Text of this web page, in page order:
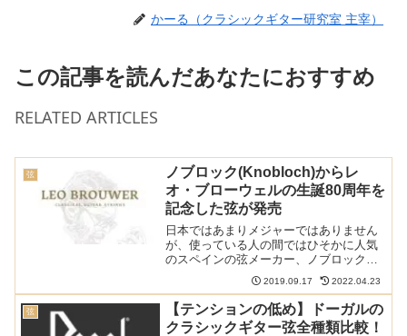
かーる（クラシックギター研究室 主宰）
この記事を読んだあなたにおすすめ
RELATED ARTICLES
弦
ノブロック(Knobloch)からレ
オ・ブローウェルの生誕80周年を
記念した弦が発売
日本ではあまりメジャーではありません
が、使っている人の間ではひそかに人気
のスペインの弦メーカー、ノブロックか
ら新しい弦がリリースされました。キュ
ーバの指揮者、作曲家、ギタリストであ
るレオ・ブローウェルの80歳の誕生日を
記念した弦です。以下の...
2019.09.17 2022.04.23
弦
【テンションの低め】ドーガルの
クラシックギター弦全種類比較！